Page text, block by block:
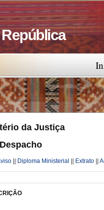
da Justiça
Despacho
|| Diploma Ministerial || Extrato ||